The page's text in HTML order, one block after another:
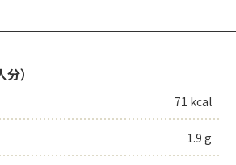
）
71 kcal
1.9 g